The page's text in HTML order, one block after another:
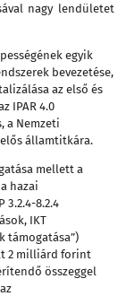
nagy lendületet
egyik
bevezetése,
az első és
IPAR 4.0
a Nemzeti
államtitkára.
mellett a
hazai
3.2.4-8.2.4
IKT
támogatása”)
2 milliárd forint
összeggel